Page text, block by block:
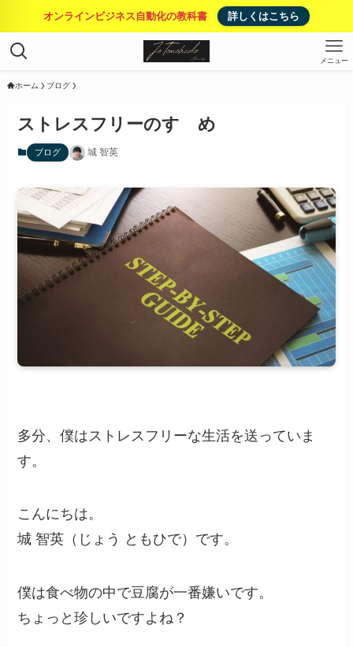
オンラインビジネス自動化の教科書 詳しくはこちら
メニュー
ホーム ブログ
ストレスフリーのすゝめ
ブログ 城 智英
多分、僕はストレスフリーな生活を送っていま
す。
こんにちは。
城 智英（じょう ともひで）です。
僕は食べ物の中で豆腐が一番嫌いです。
ちょっと珍しいですよね？